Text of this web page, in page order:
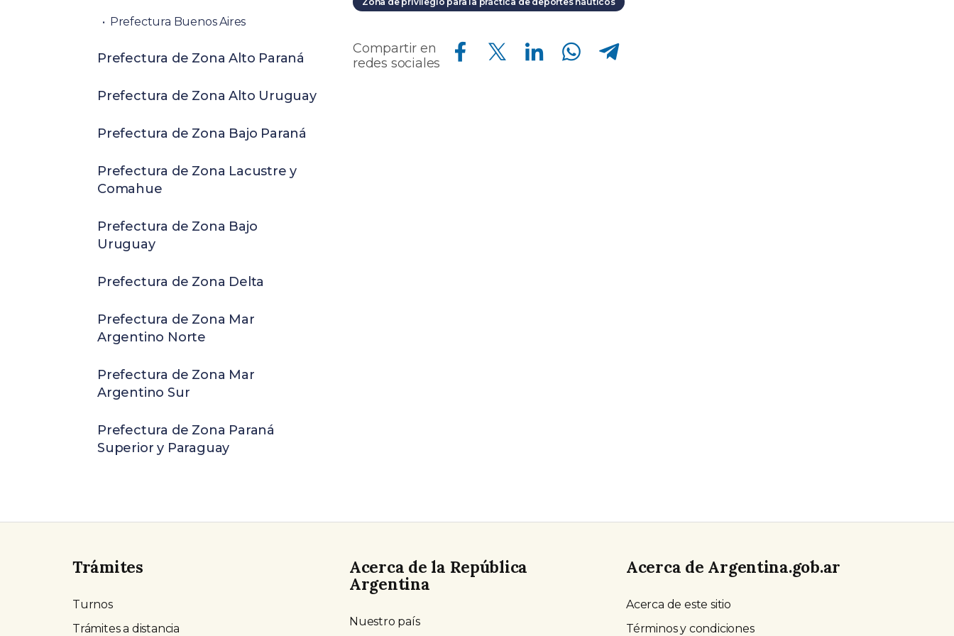
Compartir en
redes sociales
Compartir en Facebook Compartir en Twitter Compartir en Linkedin Compartir en Whatsapp Compartir en Telegram
Prefectura Buenos Aires
Prefectura de Zona Alto Paraná
Prefectura de Zona Alto Uruguay
Prefectura de Zona Bajo Paraná
Prefectura de Zona Lacustre y
Comahue
Prefectura de Zona Bajo
Uruguay
Prefectura de Zona Delta
Prefectura de Zona Mar
Argentino Norte
Prefectura de Zona Mar
Argentino Sur
Prefectura de Zona Paraná
Superior y Paraguay
Trámites
Turnos
Trámites a distancia
Acerca de la República
Argentina
Nuestro país
Acerca de Argentina.gob.ar
Acerca de este sitio
Términos y condiciones